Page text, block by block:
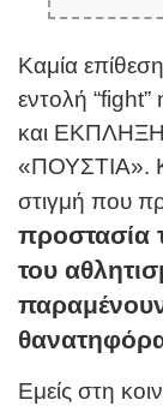
Καμία
εντολή
και ΕΚΠΛΗΞΗ
«ΠΟΥΣΤΙΑ».
στιγμή που
προστασία
του
Εμείς στη